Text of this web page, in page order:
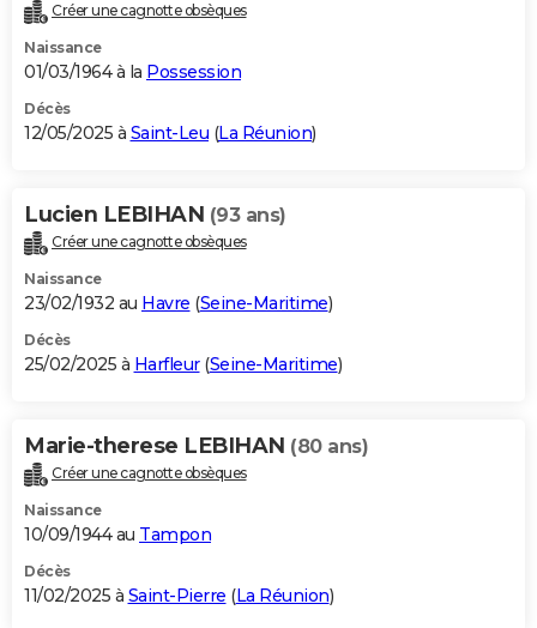
Créer une cagnotte obsèques
Naissance
01/03/1964 à la Possession
Décès
12/05/2025 à Saint-Leu (La Réunion)
Lucien LEBIHAN (93 ans)
Créer une cagnotte obsèques
Naissance
23/02/1932 au Havre (Seine-Maritime)
Décès
25/02/2025 à Harfleur(Seine-Maritime)
Marie-therese LEBIHAN (80 ans)
Créer une cagnotte obsèques
Naissance
10/09/1944 au Tampon
Décès
11/02/2025 à Saint-Pierre (La Réunion)